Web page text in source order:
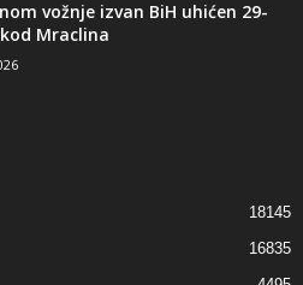
vožnje izvan BiH uhićen 29-
Mraclina
18145
16835